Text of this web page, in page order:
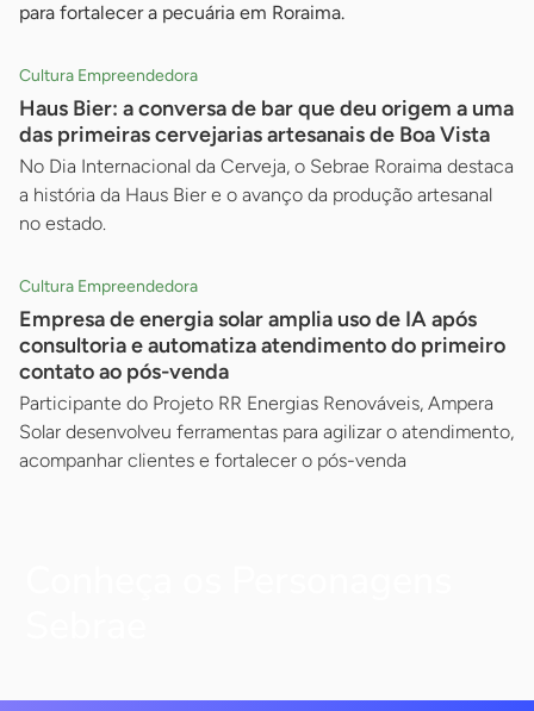
para fortalecer a pecuária em Roraima.
Cultura Empreendedora
Haus Bier: a conversa de bar que deu origem a uma
das primeiras cervejarias artesanais de Boa Vista
No Dia Internacional da Cerveja, o Sebrae Roraima destaca
a história da Haus Bier e o avanço da produção artesanal
no estado.
Cultura Empreendedora
Empresa de energia solar amplia uso de IA após
consultoria e automatiza atendimento do primeiro
contato ao pós-venda
Participante do Projeto RR Energias Renováveis, Ampera
Solar desenvolveu ferramentas para agilizar o atendimento,
acompanhar clientes e fortalecer o pós-venda